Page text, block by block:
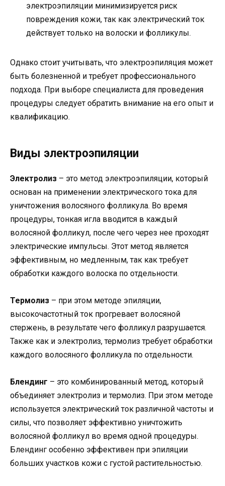
электроэпиляции минимизируется риск
повреждения кожи, так как электрический ток
действует только на волоски и фолликулы.
Однако стоит учитывать, что электроэпиляция может
быть болезненной и требует профессионального
подхода. При выборе специалиста для проведения
процедуры следует обратить внимание на его опыт и
квалификацию.
Виды электроэпиляции
Электролиз – это метод электроэпиляции, который
основан на применении электрического тока для
уничтожения волосяного фолликула. Во время
процедуры, тонкая игла вводится в каждый
волосяной фолликул, после чего через нее проходят
электрические импульсы. Этот метод является
эффективным, но медленным, так как требует
обработки каждого волоска по отдельности.
Термолиз – при этом методе эпиляции,
высокочастотный ток прогревает волосяной
стержень, в результате чего фолликул разрушается.
Также как и электролиз, термолиз требует обработки
каждого волосяного фолликула по отдельности.
Блендинг – это комбинированный метод, который
объединяет электролиз и термолиз. При этом методе
используется электрический ток различной частоты и
силы, что позволяет эффективно уничтожить
волосяной фолликул во время одной процедуры.
Блендинг особенно эффективен при эпиляции
больших участков кожи с густой растительностью.